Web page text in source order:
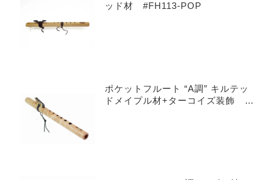
ッド材 #FH113-POP
ポケットフルート “A調” キルテッ
ドメイプル材+ターコイズ装飾 #